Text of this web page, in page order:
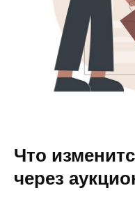
Что
через